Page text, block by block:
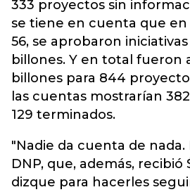
333 proyectos sin
se tiene en cuenta que en
56, se aprobaron
billones. Y en total fueron
billones para 844
las cuentas mostrarían
129 terminados.
"Nadie da cuenta de nada.
DNP, que, además, recibió
dizque para hacerles